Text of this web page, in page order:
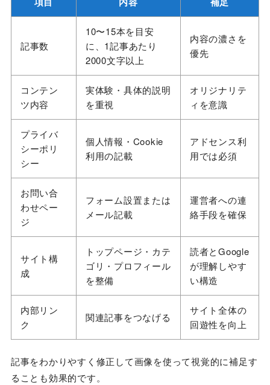
記事数
10〜15本を目安
に、1記事あたり
2000文字以上
内容の濃さを
優先
コンテン
ツ内容
実体験・具体的説明
を重視
オリジナリテ
ィを意識
プライバ
シーポリ
シー
個人情報・Cookie
利用の記載
アドセンス利
用では必須
お問い合
わせペー
ジ
フォーム設置または
メール記載
運営者への連
絡手段を確保
サイト構
成
トップページ・カテ
ゴリ・プロフィール
を整備
読者とGoogle
が理解しやす
い構造
内部リン
ク
関連記事をつなげる
サイト全体の
回遊性を向上
記事をわかりやすく修正して画像を使って視覚的に補足す
ることも効果的です。